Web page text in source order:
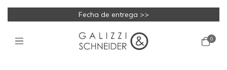
Fecha de entrega >>
0